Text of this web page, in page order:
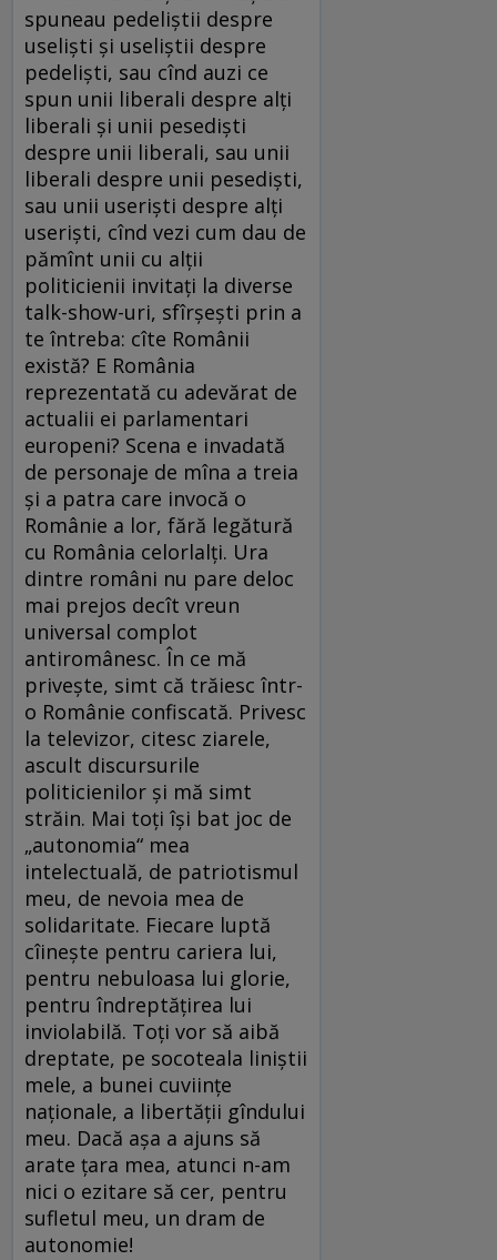
spuneau pedeliștii despre
useliști și useliștii despre
pedeliști, sau cînd auzi ce
spun unii liberali despre alți
liberali și unii pesediști
despre unii liberali, sau unii
liberali despre unii pesediști,
sau unii useriști despre alți
useriști, cînd vezi cum dau de
pămînt unii cu alții
politicienii invitați la diverse
talk-show-uri, sfîrșești prin a
te întreba: cîte Românii
există? E România
reprezentată cu adevărat de
actualii ei parlamentari
europeni? Scena e invadată
de personaje de mîna a treia
și a patra care invocă o
Românie a lor, fără legătură
cu România celorlalți. Ura
dintre români nu pare deloc
mai prejos decît vreun
universal complot
antiromânesc. În ce mă
privește, simt că trăiesc într-
o Românie confiscată. Privesc
la televizor, citesc ziarele,
ascult discursurile
politicienilor și mă simt
străin. Mai toți își bat joc de
„autonomia“ mea
intelectuală, de patriotismul
meu, de nevoia mea de
solidaritate. Fiecare luptă
cîinește pentru cariera lui,
pentru nebuloasa lui glorie,
pentru îndreptățirea lui
inviolabilă. Toți vor să aibă
dreptate, pe socoteala liniștii
mele, a bunei cuviințe
naționale, a libertății gîndului
meu. Dacă așa a ajuns să
arate țara mea, atunci n-am
nici o ezitare să cer, pentru
sufletul meu, un dram de
autonomie!